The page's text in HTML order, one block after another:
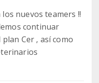
nuevos teamers !!
continuar
Cer , así como